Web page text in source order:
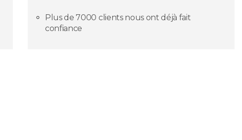
Plus de 7000 clients nous ont déjà fait
confiance